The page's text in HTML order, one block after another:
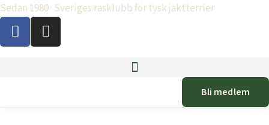
Sedan 1980 · Sveriges rasklubb för tysk jaktterrier
Bli medlem